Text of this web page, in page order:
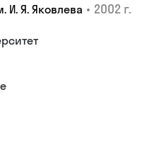
И. Я. Яковлева • 2002 г.